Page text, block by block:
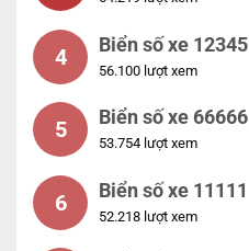
4 Biển số xe 12345
56.100 lượt xem
5 Biển số xe 66666
53.754 lượt xem
6 Biển số xe 11111
52.218 lượt xem